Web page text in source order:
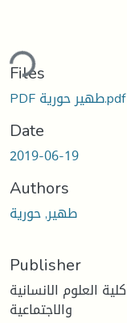
Files
PDF طهير حورية.pdf
Date
2019-06-19
Authors
طهير, حورية
Publisher
العلوم الانسانية
والاجتماعية